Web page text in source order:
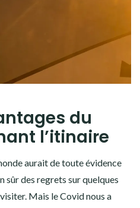
du
l’itinaire
aurait de toute évidence
sûr des regrets sur quelques
visiter. Mais le Covid nous a